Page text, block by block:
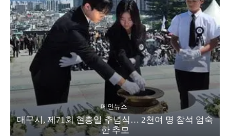
메인뉴스
대구시, 제71회 현충일 추념식… 2천여 명 참석 엄숙
한 추모